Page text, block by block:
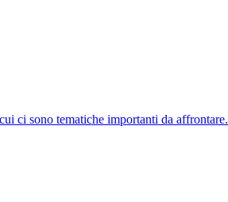
ci sono tematiche importanti da affrontare.